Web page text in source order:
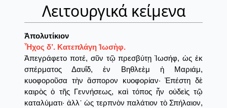
Λειτουργικά κείμενα
Ἀπολυτίκιον
Ἦχος δ’. Κατεπλάγη Ἰωσὴφ.
Ἀπεγράφετο ποτέ, σῦν τῷ πρεσβύτῃ Ἰωσήφ, ὡς ἐκ
σπέρματος Δαυΐδ, ἐν Βηθλεὲμ ἡ Μαριάμ,
κυοφοροῦσα τὴν ἄσπορον κυοφορίαν· Ἐπέστη δὲ
καιρὸς ὁ τῆς Γεννήσεως, καὶ τόπος ἦν οὐδεὶς τῷ
καταλύματι· ἀλλ᾽ ὡς τερπνὸν παλάτιον τὸ Σπήλαιον,